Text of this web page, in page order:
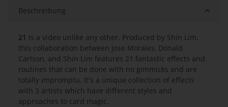
Beschreibung
21 is a video unlike any other. Produced by Shin Lim,
this collaboration between Jose Morales, Donald
Carlson, and Shin Lim features 21 fantastic effects and
routines that can be done with no gimmicks and are
totally impromptu. It's a unique collection of effects
with 3 artists which have different styles and
approaches to card magic.